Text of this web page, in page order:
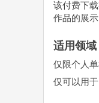
该付费下
作品的展
适用领域
仅限个人单
仅可以用